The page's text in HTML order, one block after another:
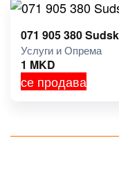
071 905 380
Услуги и Опрема
1 MKD
се продава